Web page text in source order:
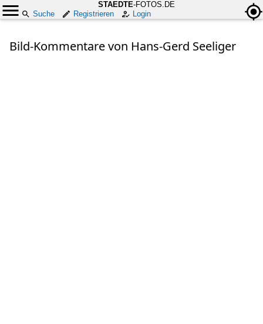
STAEDTE-FOTOS.DE
Suche
Registrieren Login
Bild-Kommentare von Hans-Gerd Seeliger